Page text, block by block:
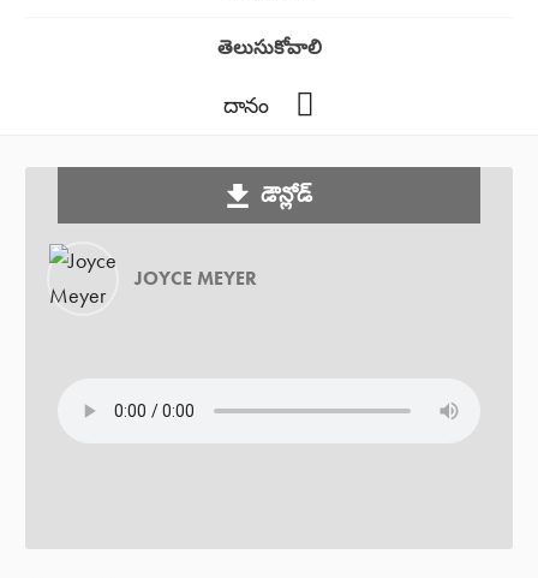
తెలుసుకోవాలి
దానం
JOYCE MEYER
డౌన్లోడ్